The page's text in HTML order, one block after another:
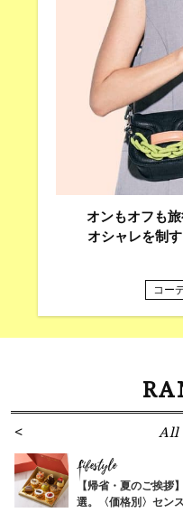
オンもオフも
オシャレを制
コー
All
Lifestyle
【帰省・夏のご挨拶
選。〈価格別〉セン